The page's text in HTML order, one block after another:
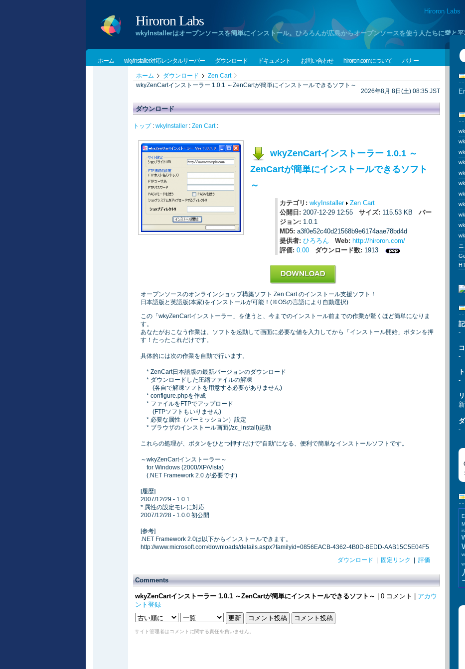
Hiroron Labs ::
Hiroron Labs
wkyInstallerはオープンソースを簡単にインストール。ひろろんが広島からオープンソースを使う人たちに愛と
ホーム wkyInstaller対応レンタルサーバー ダウンロード ドキュメント お問い合わせ hiroron.comについて バナー
ホーム ダウンロード
Zen Cart
wkyZenCartインストーラー 1.0.1 ～ZenCartが簡単にインストールできるソフト～
2026年8月 8日(土) 08:35 JST
ダウンロード
トップ: wkyInstaller : Zen Cart:
wkyZenCartインストーラー 1.0.1 ～
ZenCartが簡単にインストールできるソフト
～
カテゴリ: wkyInstaller
Zen Cart
公開日: 2007-12-29 12:55 サイズ: 115.53 KB バー
ジョン: 1.0.1
MD5: a3f0e52c40d21568b9e6174aae78bd4d
提供者: ひろろん Web: http://hiroron.com/
評価: 0.00 ダウンロード数: 1913
オープンソースのオンラインショップ構築ソフト Zen Cart のインストール支援ソフト！
日本語版と英語版(本家)をインストールが可能！(※OSの言語により自動選択)
この「wkyZenCartインストーラー」を使うと、今までのインストール前までの作業が驚くほど簡単になりま
す。
あなたがおこなう作業は、ソフトを起動して画面に必要な値を入力してから「インストール開始」ボタンを押
す！たったこれだけです。
具体的には次の作業を自動で行います。
* ZenCart日本語版の最新バージョンのダウンロード
* ダウンロードした圧縮ファイルの解凍
(各自で解凍ソフトを用意する必要がありません)
* configure.phpを作成
* ファイルをFTPでアップロード
(FTPソフトもいりません)
* 必要な属性（パーミッション）設定
* ブラウザのインストール画面(/zc_install)起動
これらの処理が、ボタンをひとつ押すだけで“自動”になる、便利で簡単なインストールソフトです。
～wkyZenCartインストーラー～
for Windows (2000/XP/Vista)
(.NET Framework 2.0 が必要です)
[履歴]
2007/12/29 - 1.0.1
* 属性の設定モレに対応
2007/12/28 - 1.0.0 初公開
[参考]
.NET Framework 2.0は以下からインストールできます。
http://www.microsoft.com/downloads/details.aspx?familyid=0856EACB-4362-4B0D-8EDD-AAB15C5E04F5
ダウンロード
固定リンク 評価
Comments
wkyZenCartインストーラー 1.0.1 ～ZenCartが簡単にインストールできるソフト～ | 0 コメント | アカウ
ント登録
サイト管理者はコメントに関する責任を負いません。
-
-
-
-